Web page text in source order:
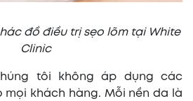
đồ điều trị sẹo lõm tại White
Clinic
tôi không áp dụng các
mọi khách hàng. Mỗi nền da là